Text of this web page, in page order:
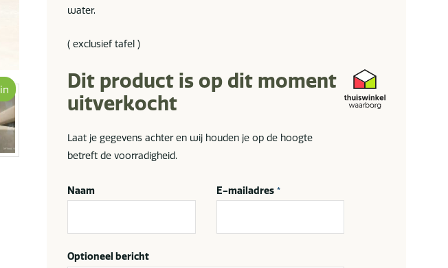
water.
( exclusief tafel )
Dit product is op dit moment
uitverkocht
Laat je gegevens achter en wij houden je op de hoogte
betreft de voorradigheid.
Naam E-mailadres *
Optioneel bericht